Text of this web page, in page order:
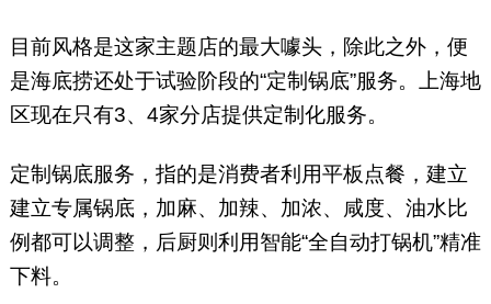
目前风格是这家主题店的最大噱头，除此之外，便
是海底捞还处于试验阶段的“定制锅底”服务。上海地
区现在只有3、4家分店提供定制化服务。
定制锅底服务，指的是消费者利用平板点餐，建立
建立专属锅底，加麻、加辣、加浓、咸度、油水比
例都可以调整，后厨则利用智能“全自动打锅机”精准
下料。